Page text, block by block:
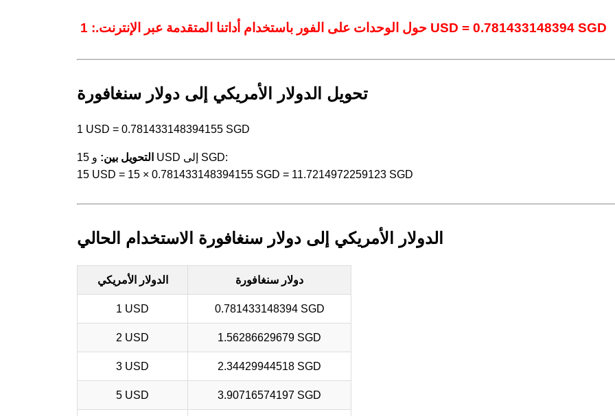
حول الوحدات على الفور باستخدام أداتنا المتقدمة عبر الإنترنت.: 1 USD = 0.781433148394 SGD
تحويل الدولار الأمريكي إلى دولار سنغافورة
1 USD = 0.781433148394155 SGD
التحويل بين:
و 15 USD إلى SGD:
15 USD = 15 × 0.781433148394155 SGD = 11.7214972259123 SGD
الدولار الأمريكي إلى دولار سنغافورة الاستخدام الحالي
الدولار الأمريكي دولار سنغافورة
1 USD 0.781433148394 SGD
2 USD 1.56286629679 SGD
3 USD 2.34429944518 SGD
5 USD 3.90716574197 SGD